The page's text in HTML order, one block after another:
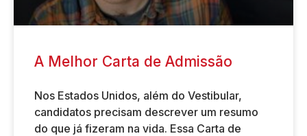
A Melhor Carta de Admissão
Nos Estados Unidos, além do Vestibular,
candidatos precisam descrever um resumo
do que já fizeram na vida. Essa Carta de